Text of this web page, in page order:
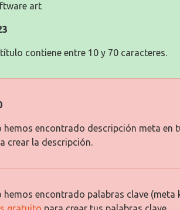
art
contiene entre 10 y 70 caracteres.
hemos encontrado descripción meta en
crear la descripción.
hemos encontrado palabras clave (meta